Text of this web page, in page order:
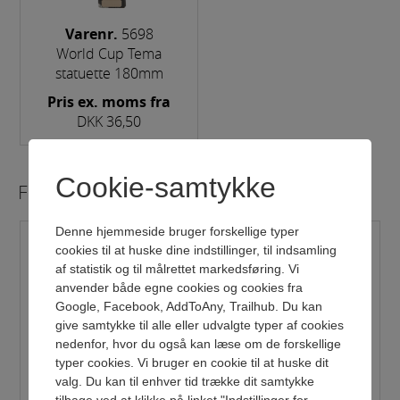
Varenr. 5698
World Cup Tema
statuette 180mm
Pris ex. moms fra
DKK 36,50
Figurer og statuetter
Varenr.5985
Fodbold statuette, guld
Varenr.5986
Fodbold statuette, sølv
VAREN ER NU LAGT I KURV
Cookie-samtykke
Denne hjemmeside bruger forskellige typer
cookies til at huske dine indstillinger, til indsamling
af statistik og til målrettet markedsføring. Vi
anvender både egne cookies og cookies fra
Google, Facebook, AddToAny, Trailhub. Du kan
give samtykke til alle eller udvalgte typer af cookies
nedenfor, hvor du også kan læse om de forskellige
typer cookies. Vi bruger en cookie til at huske dit
valg. Du kan til enhver tid trække dit samtykke